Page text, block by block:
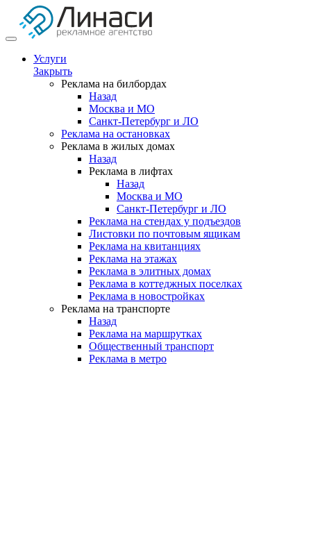
Услуги
Закрыть
Реклама на билбордах
Назад
Москва и МО
Санкт-Петербург и ЛО
Реклама на остановках
Реклама в жилых домах
Назад
Реклама в лифтах
Назад
Москва и МО
Санкт-Петербург и ЛО
Реклама на стендах у подъездов
Листовки по почтовым ящикам
Реклама на квитанциях
Реклама на этажах
Реклама в элитных домах
Реклама в коттеджных поселках
Реклама в новостройках
Реклама на транспорте
Назад
Реклама на маршрутках
Общественный транспорт
Реклама в метро